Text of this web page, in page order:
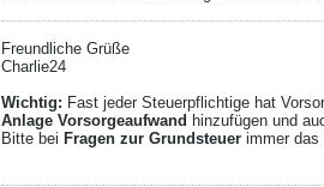
Freundliche Grüße
Charlie24
Wichtig: Fast jeder Steuerpflichtige hat
Anlage Vorsorgeaufwand hinzufügen und
Bitte bei Fragen zur Grundsteuer immer das